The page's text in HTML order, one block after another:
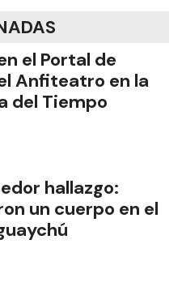
el Portal de
Anfiteatro en la
del Tiempo
hallazgo:
un cuerpo en el